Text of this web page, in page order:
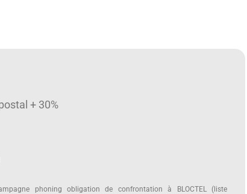
+ 30%
phoning obligation de confrontation à BLOCTEL (liste